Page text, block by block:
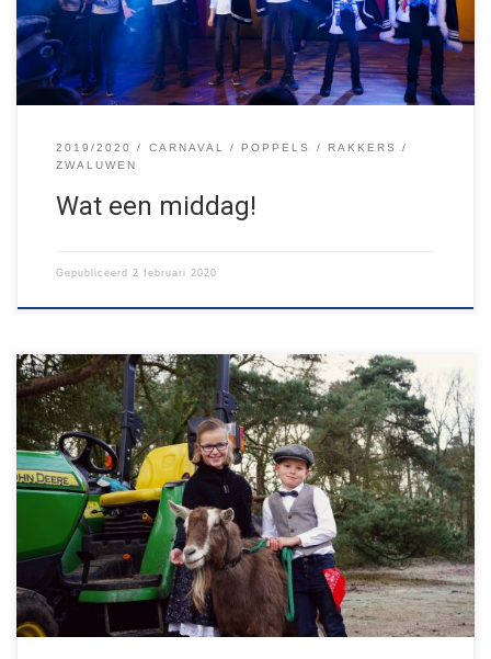
Poppels, Rakkers en Zwaluwen!
2019/2020 CARNAVAL POPPELS
RAKKERS
ZWALUWEN
Wat een middag!
Gepubliceerd 2 februari 2020
Dit jaar zullen we voor het eerst géén Jong Nederland
carnavalsbal houden op de vrijdag voor carnaval. In plaats
daarvan organiseren we samen met CV De Toeters het JONG
TOETERBAL, op zondag 2 februari! Myla en Roy, uit onze Zwaluw-
en Rakkergroep, hebben een primeur: zij zijn het allereerste mini-
boerenbruidspaar […]